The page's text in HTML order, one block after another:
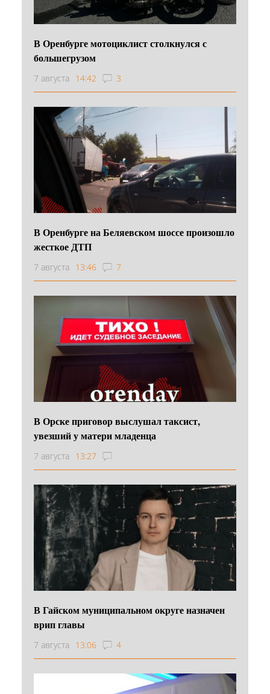
В Оренбурге мотоциклист столкнулся с
большегрузом
7 августа 14:42 3
В Оренбурге на Беляевском шоссе произошло
жесткое ДТП
7 августа 13:46 7
В Орске приговор выслушал таксист,
увезший у матери младенца
7 августа 13:27
В Гайском муниципальном округе назначен
врип главы
7 августа 13:06 4